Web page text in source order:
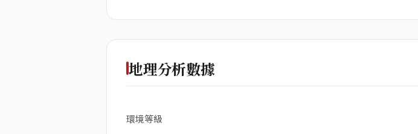
地理分析數據
環境等級